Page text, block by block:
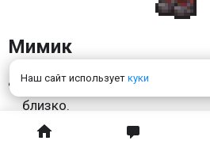
Мимик
Нападают на игроков,
Наш сайт использует куки